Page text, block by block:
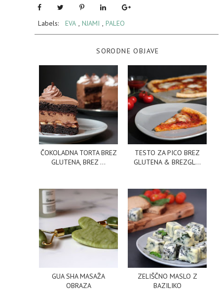
Labels: EVA , NJAMI , PALEO
SORODNE OBJAVE
ČOKOLADNA TORTA BREZ
GLUTENA, BREZ ...
TESTO ZA PICO BREZ
GLUTENA & BREZGL...
GUA SHA MASAŽA
OBRAZA
ZELIŠČNO MASLO Z
BAZILIKO